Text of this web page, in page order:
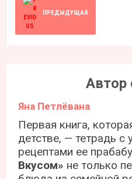
ПРЕДЫДУЩАЯ
Автор
Яна Петлёвана
Первая книга,
детстве, — тетрадь с
рецептами ее
Вкусом» не только